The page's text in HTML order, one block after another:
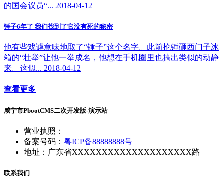
的国会议员“... 2018-04-12
锤子6年了 我们找到了它没有死的秘密
他有些戏谑意味地取了“锤子”这个名字。此前抡锤砸西门子冰
箱的“壮举”让他一举成名，他想在手机圈里也搞出类似的动静
来。这似... 2018-04-12
查看更多
咸宁市PbootCMS二次开发版-演示站
营业执照：
备案号码： 粤ICP备88888888号
地址：广东省XXXXXXXXXXXXXXXXXXXX路
联系我们